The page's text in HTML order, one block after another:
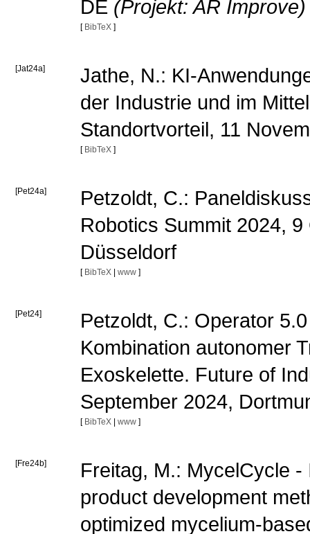
DE (Projekt: AR Improve)
[ BibTeX ]
[Jat24a]
Jathe, N.: KI-
der Industrie und im
Standortvorteil, 11
[ BibTeX ]
[Pet24a]
Petzoldt, C.:
Robotics Summit 2024,
Düsseldorf
[ BibTeX| www ]
[Pet24]
Petzoldt, C.: Operator
Kombination autonomer
Exoskelette. Future of
September 2024,
[ BibTeX| www ]
[Fre24b]
Freitag, M.: MycelCycle
product development
optimized mycelium-